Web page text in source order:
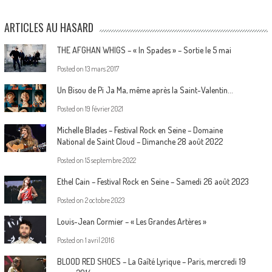
ARTICLES AU HASARD
THE AFGHAN WHIGS – « In Spades » – Sortie le 5 mai
Posted on 13 mars 2017
Un Bisou de Pi Ja Ma, même après la Saint-Valentin…
Posted on 19 février 2021
Michelle Blades – Festival Rock en Seine – Domaine
National de Saint Cloud – Dimanche 28 août 2022
Posted on 15 septembre 2022
Ethel Cain – Festival Rock en Seine – Samedi 26 août 2023
Posted on 2 octobre 2023
Louis-Jean Cormier – « Les Grandes Artères »
Posted on 1 avril 2016
BLOOD RED SHOES – La Gaîté Lyrique – Paris, mercredi 19